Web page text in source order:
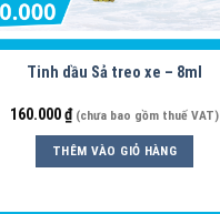
Tinh dầu Sả treo xe – 8ml
160.000₫ (chưa bao gồm thuế VAT)
THÊM VÀO GIỎ HÀNG